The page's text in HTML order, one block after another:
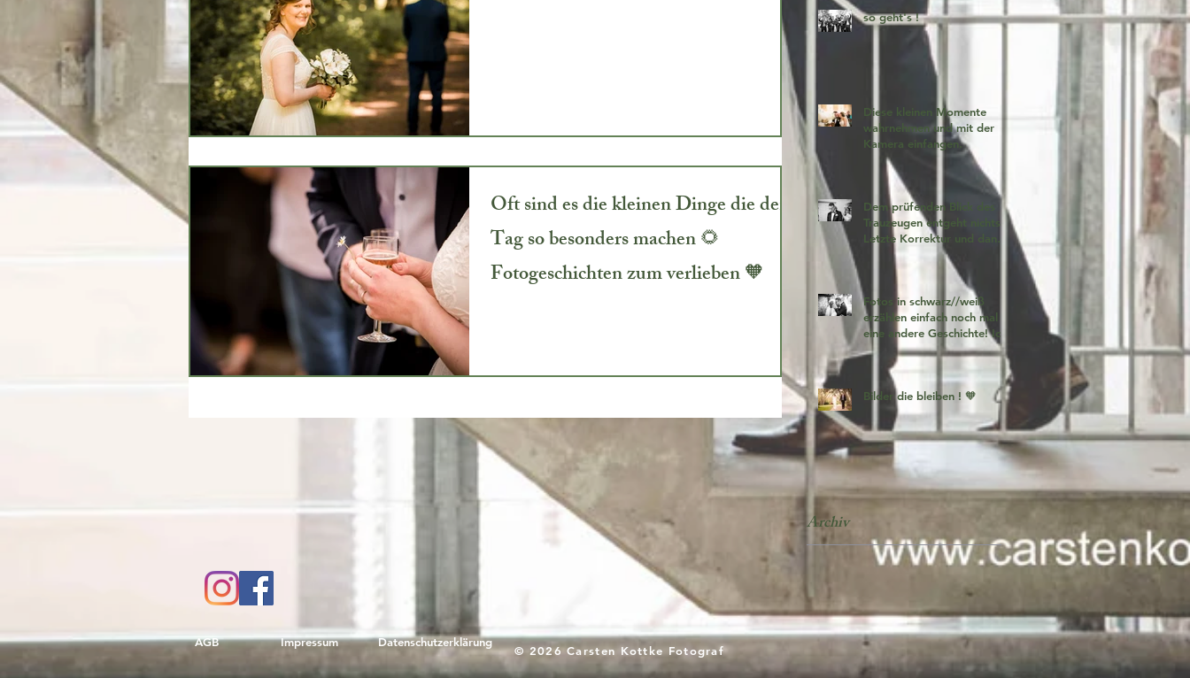
Oft sind es die kleinen Dinge die den
Tag so besonders machen 🌻
Fotogeschichten zum verlieben 🧡
so geht's !
Diese kleinen Momente
wahrnehmen und mit der
Kamera einfangen.
Dem prüfenden Blick des
Trauzeugen entgeht nichts!
Letzte Korrektur und dann
geht es los!
Fotos in schwarz//weiß
erzählen einfach noch mal
eine andere Geschichte! Ich
liebe es 🧡
Bilder die bleiben ! 🧡
Archiv
AGB Impressum Datenschutzerklärung
© 2026 Carsten Kottke Fotograf